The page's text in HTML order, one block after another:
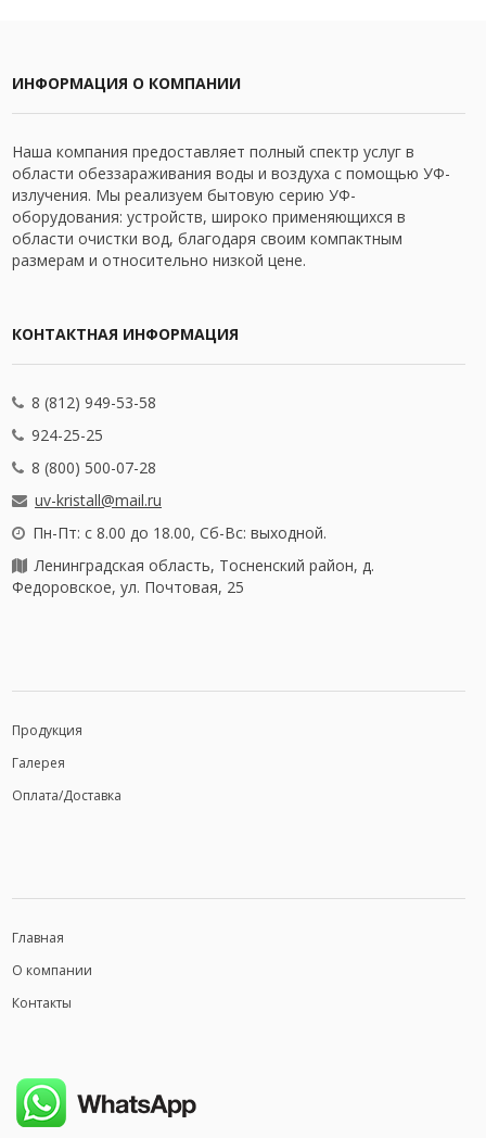
ИНФОРМАЦИЯ О КОМПАНИИ
Наша компания предоставляет полный спектр услуг в
области обеззараживания воды и воздуха с помощью УФ-
излучения. Мы реализуем бытовую серию УФ-
оборудования: устройств, широко применяющихся в
области очистки вод, благодаря своим компактным
размерам и относительно низкой цене.
КОНТАКТНАЯ ИНФОРМАЦИЯ
8 (812) 949-53-58
924-25-25
8 (800) 500-07-28
uv-kristall@mail.ru
Пн-Пт: с 8.00 до 18.00, Сб-Вс: выходной.
Ленинградская область, Тосненский район, д.
Федоровское, ул. Почтовая, 25
Продукция
Галерея
Оплата/Доставка
Главная
О компании
Контакты